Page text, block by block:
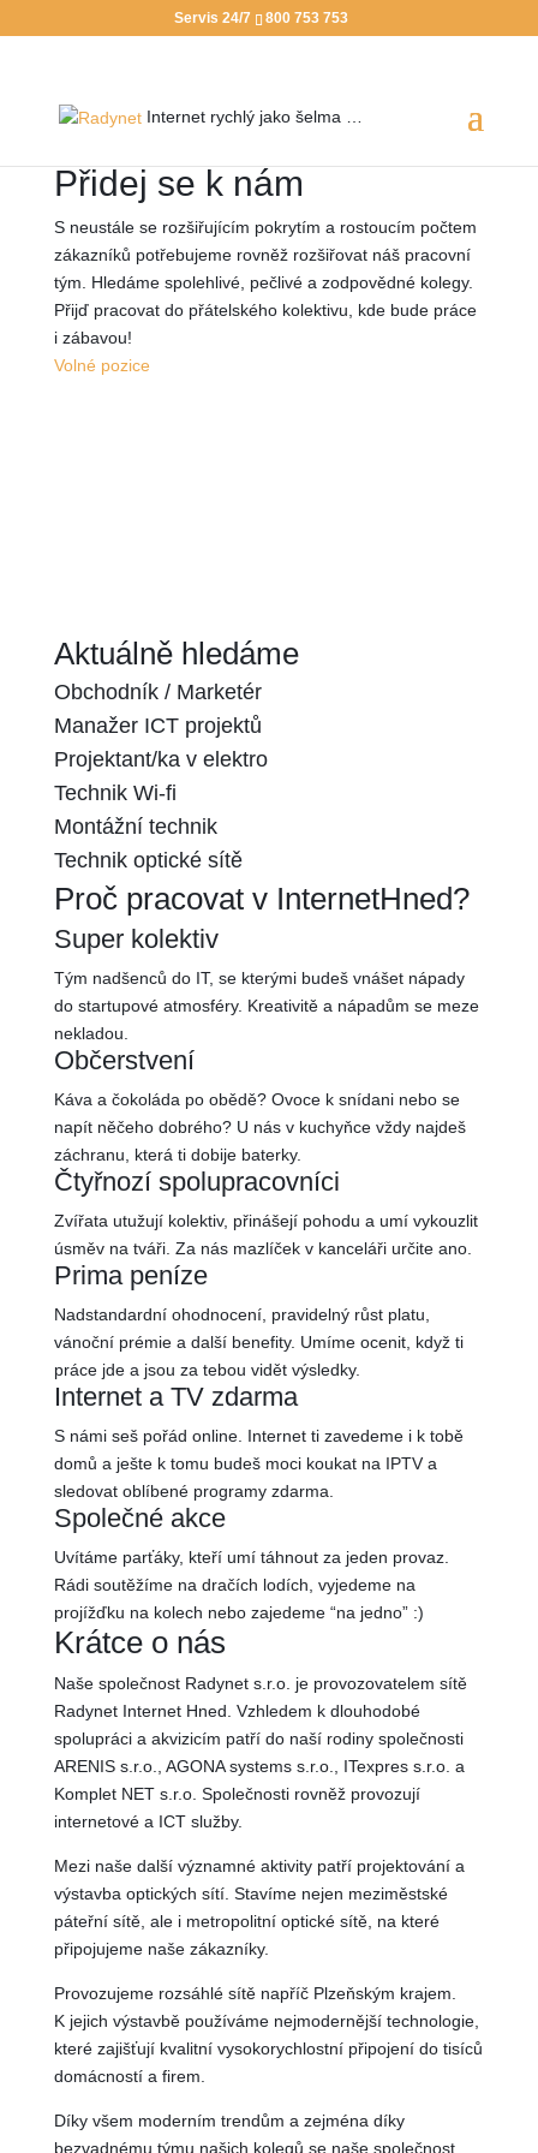
Servis 24/7 800 753 753
Internet rychlý jako šelma …
Přidej se k nám
S neustále se rozšiřujícím pokrytím a rostoucím počtem
zákazníků potřebujeme rovněž rozšiřovat náš pracovní
tým. Hledáme spolehlivé, pečlivé a zodpovědné kolegy.
Přijď pracovat do přátelského kolektivu, kde bude práce
i zábavou!
Volné pozice
Aktuálně hledáme
Obchodník / Marketér
Manažer ICT projektů
Projektant/ka v elektro
Technik Wi-fi
Montážní technik
Technik optické sítě
Proč pracovat v InternetHned?
Super kolektiv
Tým nadšenců do IT, se kterými budeš vnášet nápady
do startupové atmosféry. Kreativitě a nápadům se meze
nekladou.
Občerstvení
Káva a čokoláda po obědě? Ovoce k snídani nebo se
napít něčeho dobrého? U nás v kuchyňce vždy najdeš
záchranu, která ti dobije baterky.
Čtyřnozí spolupracovníci
Zvířata utužují kolektiv, přinášejí pohodu a umí vykouzlit
úsměv na tváři. Za nás mazlíček v kanceláři určite ano.
Prima peníze
Nadstandardní ohodnocení, pravidelný růst platu,
vánoční prémie a další benefity. Umíme ocenit, když ti
práce jde a jsou za tebou vidět výsledky.
Internet a TV zdarma
S námi seš pořád online. Internet ti zavedeme i k tobě
domů a ješte k tomu budeš moci koukat na IPTV a
sledovat oblíbené programy zdarma.
Společné akce
Uvítáme parťáky, kteří umí táhnout za jeden provaz.
Rádi soutěžíme na dračích lodích, vyjedeme na
projížďku na kolech nebo zajedeme “na jedno” :)
Krátce o nás
Naše společnost Radynet s.r.o. je provozovatelem sítě
Radynet Internet Hned. Vzhledem k dlouhodobé
spolupráci a akvizicím patří do naší rodiny společnosti
ARENIS s.r.o., AGONA systems s.r.o., ITexpres s.r.o. a
Komplet NET s.r.o. Společnosti rovněž provozují
internetové a ICT služby.
Mezi naše další významné aktivity patří projektování a
výstavba optických sítí. Stavíme nejen meziměstské
páteřní sítě, ale i metropolitní optické sítě, na které
připojujeme naše zákazníky.
Provozujeme rozsáhlé sítě napříč Plzeňským krajem
K jejich výstavbě používáme nejmodernější technologie,
které zajišťují kvalitní vysokorychlostní připojení do tisíců
domácností a firem.
Díky všem moderním trendům a zejména díky
bezvadnému týmu našich kolegů se naše společnost